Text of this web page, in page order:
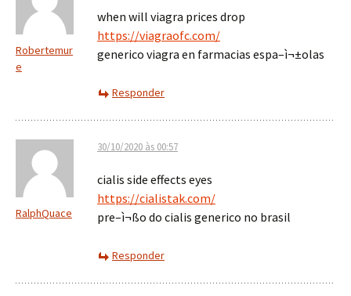
Robertemur
e
when will viagra prices drop
https://viagraofc.com/
generico viagra en farmacias espa–ì¬±olas
Responder
RalphQuace
30/10/2020 às 00:57
cialis side effects eyes
https://cialistak.com/
pre–ì¬ßo do cialis generico no brasil
Responder